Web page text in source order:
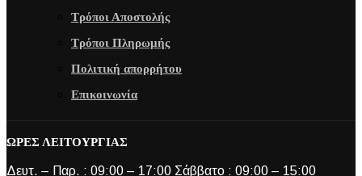
Τρόποι Αποστολής
Τρόποι Πληρωμής
Πολιτική απορρήτου
Επικοινωνία
ΩΡΕΣ ΛΕΙΤΟΥΡΓΙΑΣ
Δευτ. – Παρ. : 09:00 – 17:00 Σάββατο : 09:00 – 15:00